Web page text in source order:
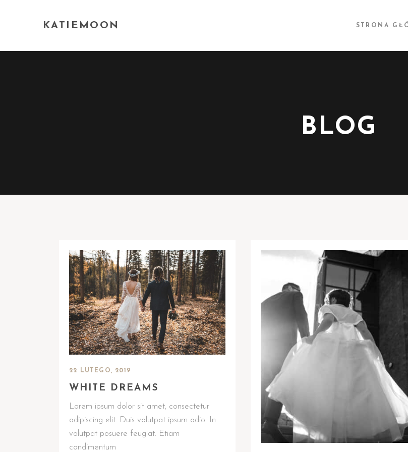
KATIEMOON STRONA
BLOG
22 LUTEGO, 2019
WHITE DREAMS
Lorem ipsum dolor sit amet, consectetur
adipiscing elit. Duis volutpat ipsum odio. In
volutpat posuere feugiat. Etiam
condimentum